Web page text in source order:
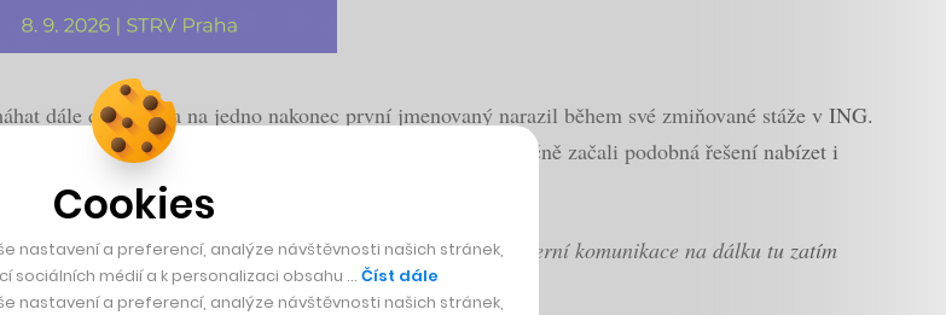
dále do světa, a na jedno nakonec první jmenovaný narazil během své zmiňované stáže v ING.
zaujalo ho natolik, že se nakonec spojil s Řídkým a společně začali podobná řešení nabízet i
ale v České republice jsme zatím teprve na začátku. Moderní komunikace na dálku tu zatím
Cookies
nastavení a preferencí, analýze návštěvnosti našich stránek,
sociálních médií a k personalizaci obsahu … Číst dále
nastavení a preferencí, analýze návštěvnosti našich stránek,